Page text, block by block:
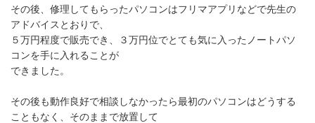
その後、修理してもらったパソコンはフリマアプリなどで先生の
アドバイスとおりで、
５万円程度で販売でき、３万円位でとても気に入ったノートパソ
コンを手に入れることが
できました。
その後も動作良好で相談しなかったら最初のパソコンはどうする
こともなく、そのままで放置して